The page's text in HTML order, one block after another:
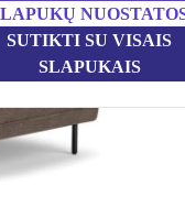
SUTIKTI SU VISAIS
SLAPUKAIS